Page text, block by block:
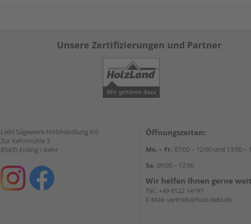
Unsere Zertifizierungen und Partner
Liebl Sägewerk-Holzhandlung KG
Zur Kehrmühle 3
85435 Erding / Kehr
Öffnungszeiten:
Mo. – Fr. 07:00 – 12:00 und 13:00 –
Sa. 09:00 – 12:00
Wir helfen Ihnen gerne
Tel.: +49 8122 14197
E-Mail: vertrieb@holz-liebl.de